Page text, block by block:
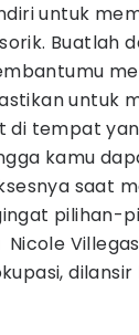
untuk
Buatlah
untuk
di tempat
kamu
saat
pilihan-
dilansir